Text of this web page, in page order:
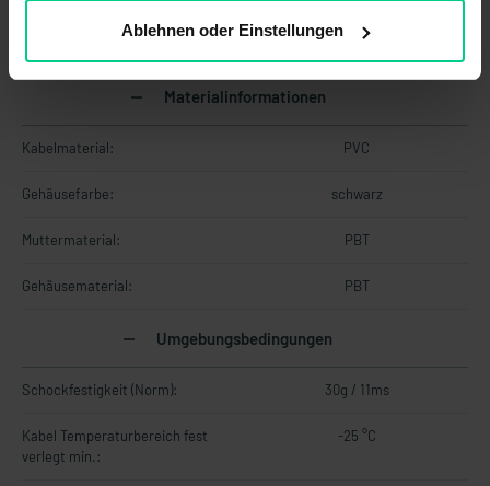
Ablehnen oder Einstellungen
M30 x 37 mm
Materialinformationen
Kabelmaterial: PVC
Gehäusefarbe: schwarz
Muttermaterial: PBT
Gehäusematerial: PBT
Umgebungsbedingungen
Schockfestigkeit (Norm): 30g / 11ms
Kabel Temperaturbereich fest
verlegt min.:
-25 °C